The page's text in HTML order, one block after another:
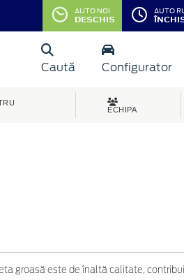
AUTO NOI
DESCHIS
AUTO
Caută Configurator
ECHIPA
groasă este de înaltă calitate,